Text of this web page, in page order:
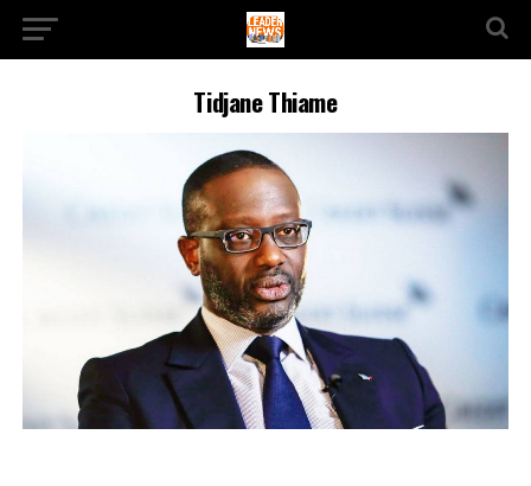
Tidjane Thiame